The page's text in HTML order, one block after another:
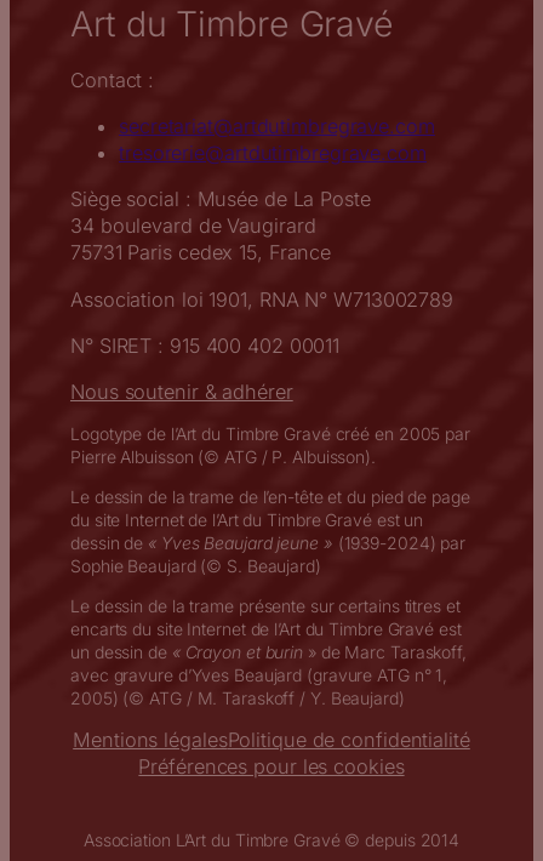
Art du Timbre Gravé
Contact :
secretariat@artdutimbregrave.com
tresorerie@artdutimbregrave.com
Siège social : Musée de La Poste
34 boulevard de Vaugirard
75731 Paris cedex 15, France
Association loi 1901, RNA N° W713002789
N° SIRET : 915 400 402 00011
Nous soutenir & adhérer
Logotype de l’Art du Timbre Gravé créé en 2005 par
Pierre Albuisson (© ATG / P. Albuisson).
Le dessin de la trame de l’en-tête et du pied de page
du site Internet de l’Art du Timbre Gravé est un
dessin de « Yves Beaujard jeune » (1939-2024) par
Sophie Beaujard (© S. Beaujard)
Le dessin de la trame présente sur certains titres et
encarts du site Internet de l’Art du Timbre Gravé est
un dessin de « Crayon et burin » de Marc Taraskoff,
avec gravure d’Yves Beaujard (gravure ATG n° 1,
2005) (© ATG / M. Taraskoff / Y. Beaujard)
Mentions légalesPolitique de confidentialité
Préférences pour les cookies
Association L’Art du Timbre Gravé © depuis 2014